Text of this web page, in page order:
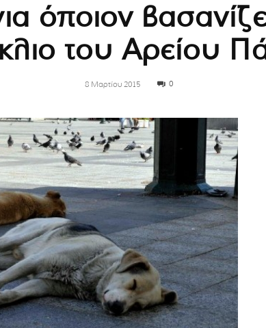
όποιον
του Αρείου
8 Μαρτίου 2015 0